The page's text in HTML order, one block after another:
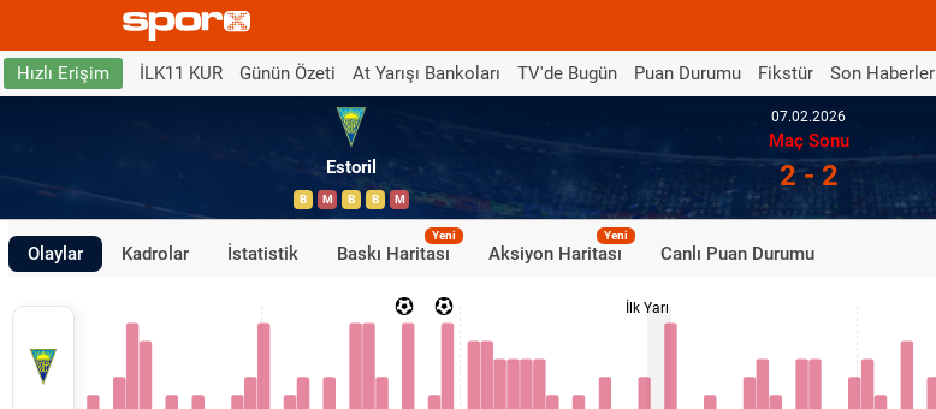
Hızlı Erişim İLK11 KUR Günün Özeti At Yarışı Bankoları TV'de Bugün Puan Durumu Fikstür Son Haberler
Estoril
B M B B M
07.02.2026
Maç Sonu
2 - 2
Olaylar Kadrolar İstatistik Baskı Haritası
Yeni
Aksiyon Haritası
Yeni
Canlı Puan Durumu
İlk Yarı